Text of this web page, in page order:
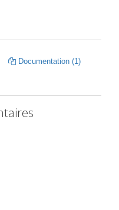
Documentation (1)